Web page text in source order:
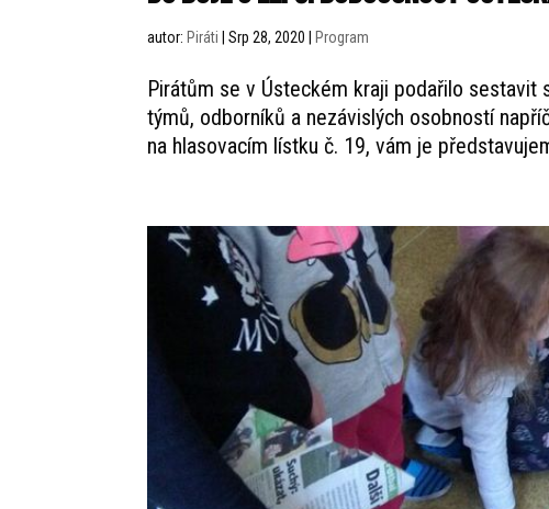
autor: Piráti |Srp 28, 2020 Program
Pirátům se v Ústeckém kraji podařilo sestavit
týmů, odborníků a nezávislých osobností
na hlasovacím lístku č. 19, vám je